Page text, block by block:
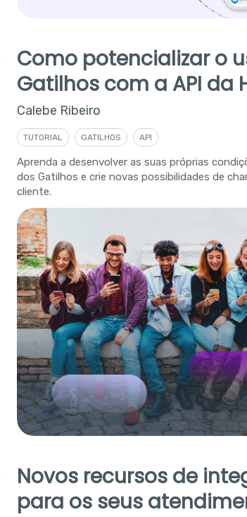
Como potencializar o
Gatilhos com a API da
Calebe Ribeiro
TUTORIAL GATILHOS API
Aprenda a desenvolver as suas próprias
dos Gatilhos e crie novas possibilidades de
cliente.
Novos recursos de
para os seus